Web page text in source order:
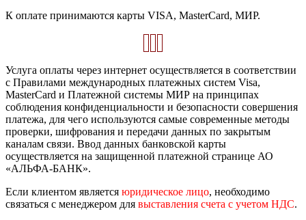
К оплате принимаются карты VISA, MasterCard, МИР.
Услуга оплаты через интернет осуществляется в соответствии
с Правилами международных платежных систем Visa,
MasterCard и Платежной системы МИР на принципах
соблюдения конфиденциальности и безопасности совершения
платежа, для чего используются самые современные методы
проверки, шифрования и передачи данных по закрытым
каналам связи. Ввод данных банковской карты
осуществляется на защищенной платежной странице АО
«АЛЬФА-БАНК».
Если клиентом является юридическое лицо, необходимо
связаться с менеджером для выставления счета с учетом НДС.